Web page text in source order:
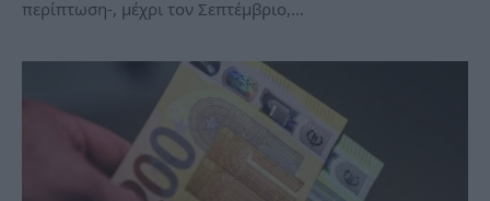
περίπτωση-, μέχρι τον Σεπτέμβριο,…